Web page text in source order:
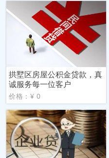
拱墅区房屋公积金贷款，真
诚服务每一位客户
价格：¥ 0